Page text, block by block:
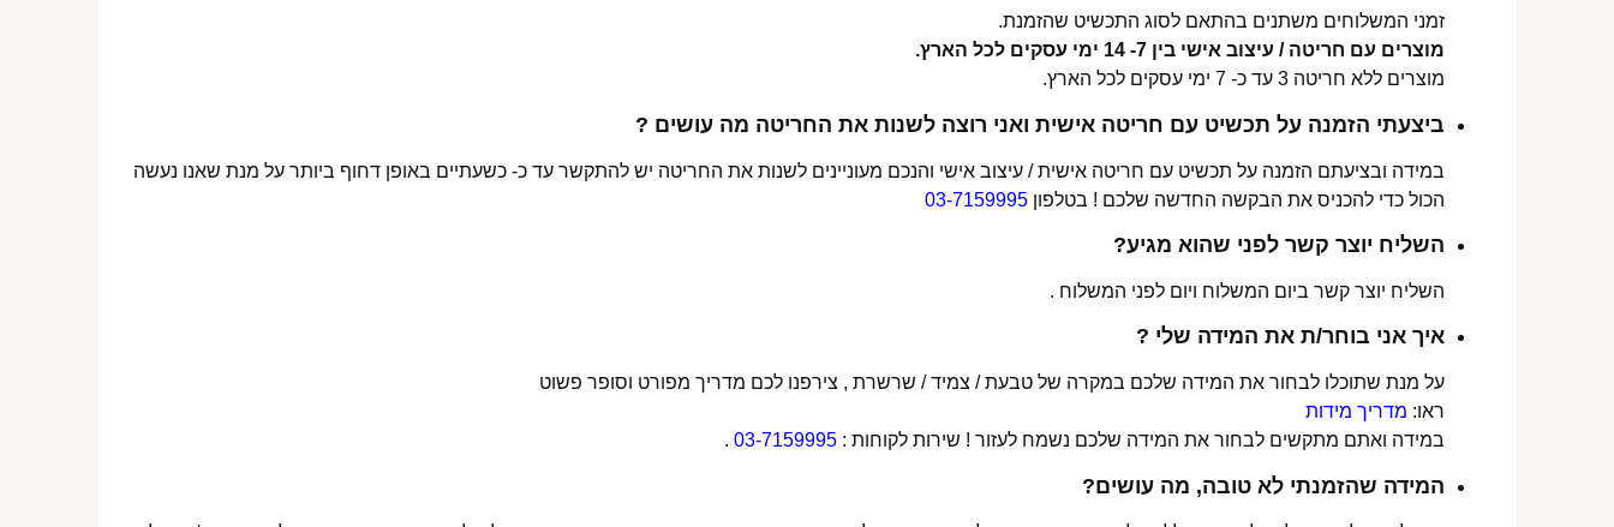
זמני המשלוחים משתנים בהתאם לסוג התכשיט שהזמנת.
מוצרים עם חריטה / עיצוב אישי בין 7- 14 ימי עסקים לכל הארץ.
מוצרים ללא חריטה 3 עד כ- 7 ימי עסקים לכל הארץ.
ביצעתי הזמנה על תכשיט עם חריטה אישית ואני רוצה לשנות את החריטה מה עושים ?
במידה ובציעתם הזמנה על תכשיט עם חריטה אישית / עיצוב אישי והנכם מעוניינים לשנות את החריטה יש להתקשר עד כ- כשעתיים באופן דחוף ביותר על מנת שאנו נעשה
הכול כדי להכניס את הבקשה החדשה שלכם ! בטלפון 03-7159995
השליח יוצר קשר לפני שהוא מגיע?
השליח יוצר קשר ביום המשלוח ויום לפני המשלוח .
איך אני בוחר/ת את המידה שלי ?
על מנת שתוכלו לבחור את המידה שלכם במקרה של טבעת / צמיד / שרשרת , צירפנו לכם מדריך מפורט וסופר פשוט
ראו: מדריך מידות
במידה ואתם מתקשים לבחור את המידה שלכם נשמח לעזור ! שירות לקוחות : 03-7159995
.
המידה שהזמנתי לא טובה, מה עושים?